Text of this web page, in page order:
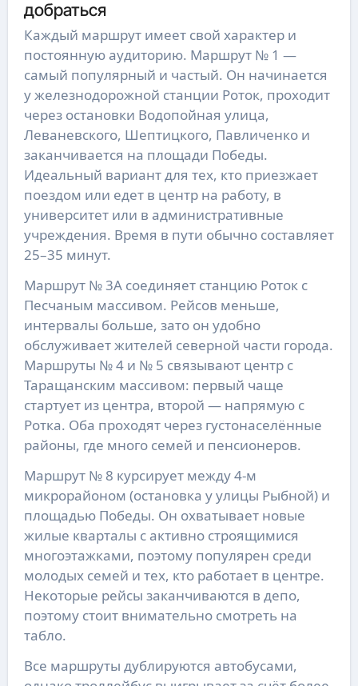
добраться
Каждый маршрут имеет свой характер и
постоянную аудиторию. Маршрут № 1 —
самый популярный и частый. Он начинается
у железнодорожной станции Роток, проходит
через остановки Водопойная улица,
Леваневского, Шептицкого, Павличенко и
заканчивается на площади Победы.
Идеальный вариант для тех, кто приезжает
поездом или едет в центр на работу, в
университет или в административные
учреждения. Время в пути обычно составляет
25–35 минут.
Маршрут № 3А соединяет станцию Роток с
Песчаным массивом. Рейсов меньше,
интервалы больше, зато он удобно
обслуживает жителей северной части города.
Маршруты № 4 и № 5 связывают центр с
Таращанским массивом: первый чаще
стартует из центра, второй — напрямую с
Ротка. Оба проходят через густонаселённые
районы, где много семей и пенсионеров.
Маршрут № 8 курсирует между 4-м
микрорайоном (остановка у улицы Рыбной) и
площадью Победы. Он охватывает новые
жилые кварталы с активно строящимися
многоэтажками, поэтому популярен среди
молодых семей и тех, кто работает в центре.
Некоторые рейсы заканчиваются в депо,
поэтому стоит внимательно смотреть на
табло.
Все маршруты дублируются автобусами,